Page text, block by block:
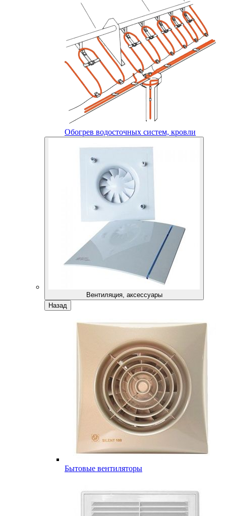
Обогрев водосточных систем, кровли
Вентиляция, аксессуары
Назад
Бытовые вентиляторы